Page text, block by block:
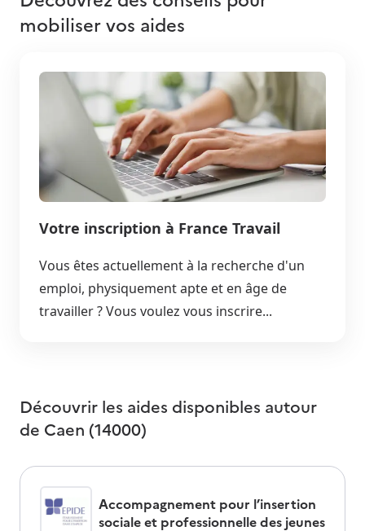
mobiliser vos aides
Votre inscription à France Travail
Vous êtes actuellement à la recherche d'un
emploi, physiquement apte et en âge de
travailler ? Vous voulez vous inscrire...
Découvrir les aides disponibles autour
de Caen (14000)
Accompagnement pour l’insertion
sociale et professionnelle des jeunes